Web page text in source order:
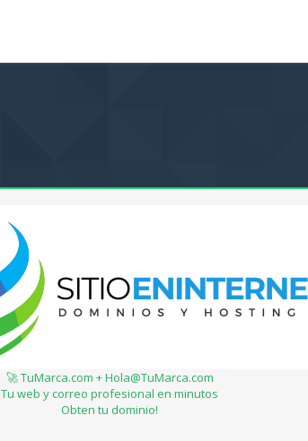
🚀 TuMarca.com + Hola@TuMarca.com
Tu web y correo profesional en minutos
Obten tu dominio!